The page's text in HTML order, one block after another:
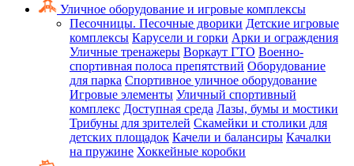
Уличное оборудование и игровые комплексы
Песочницы. Песочные дворики Детские игровые
комплексы Карусели и горки Арки и ограждения
Уличные тренажеры Воркаут ГТО Военно-
спортивная полоса препятствий Оборудование
для парка Спортивное уличное оборудование
Игровые элементы Уличный спортивный
комплекс Доступная среда Лазы, бумы и мостики
Трибуны для зрителей Скамейки и столики для
детских площадок Качели и балансиры Качалки
на пружине Хоккейные коробки